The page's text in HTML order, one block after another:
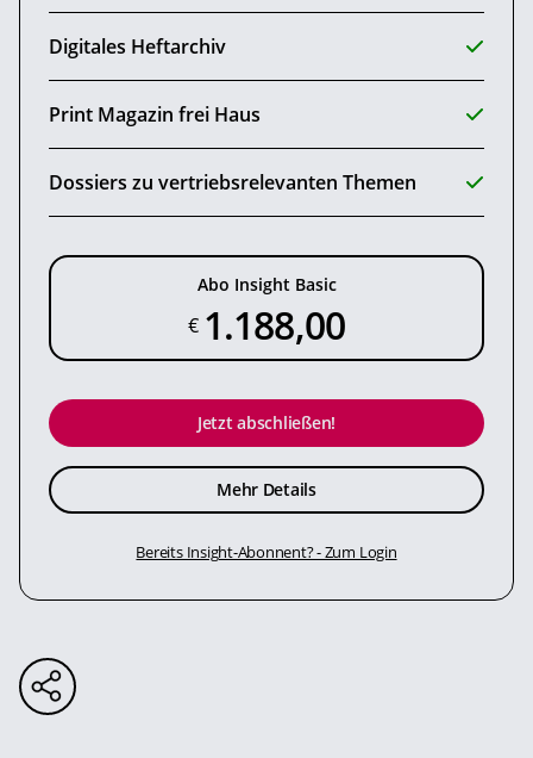
Digitales Heftarchiv
Print Magazin frei Haus
Dossiers zu vertriebsrelevanten Themen
Abo Insight Basic
€ 1.188,00
Jetzt abschließen!
Mehr Details
Bereits Insight-Abonnent? - Zum Login